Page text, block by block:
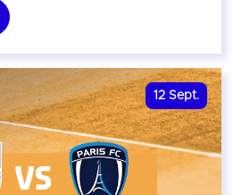
12 Sept.